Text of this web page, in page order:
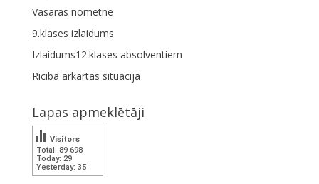
Vasaras nometne
9.klases izlaidums
Izlaidums12.klases absolventiem
Rīcība ārkārtas situācijā
Lapas apmeklētāji
Total: 89 698
Today: 29
Yesterday: 35
Visitors